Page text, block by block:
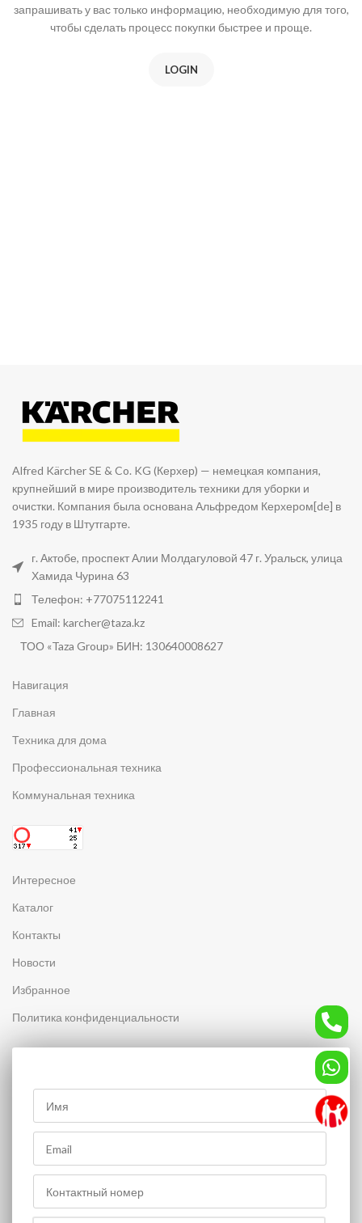
запрашивать у вас только информацию, необходимую для того,
чтобы сделать процесс покупки быстрее и проще.
LOGIN
Alfred Kärcher SE & Co. KG (Керхер) — немецкая компания,
крупнейший в мире производитель техники для уборки и
очистки. Компания была основана Альфредом Керхером[de] в
1935 году в Штутгарте.
г. Актобе, проспект Алии Молдагуловой 47 г. Уральск, улица
Хамида Чурина 63
Телефон: +77075112241
Email: karcher@taza.kz
ТОО «Taza Group» БИН: 130640008627
Навигация
Главная
Техника для дома
Профессиональная техника
Коммунальная техника
Интересное
Каталог
Контакты
Новости
Избранное
Политика конфиденциальности